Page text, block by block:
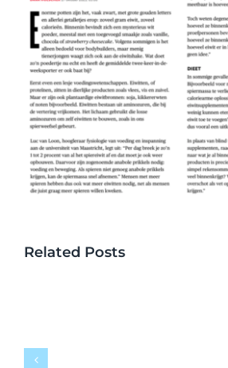
Related Posts